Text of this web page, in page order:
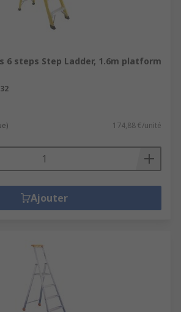
6 steps Step Ladder, 1.6m platform
174,88 €/unité
Ajouter